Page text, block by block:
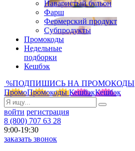
Наваристый бульон
Фарш
Фермерский продукт
Субпродукты
Промокоды
Недельные
подборки
Кешбэк
%ПОДПИШИСЬ НА ПРОМОКОДЫ
ПромоПромокоды КешбэкКешбэк
войти регистрация
8 (800) 707 63 28
9:00-19:30
заказать звонок